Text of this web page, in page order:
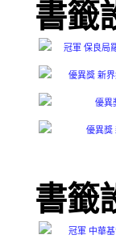
書籤
書籤